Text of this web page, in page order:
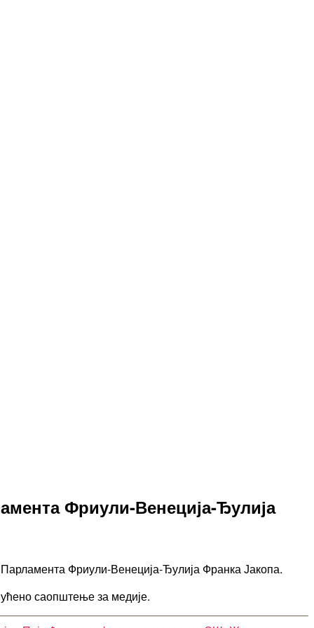
Фриули-Венеција-Ђулија
Фриули-Венеција-Ђулија Франка Јакопа.
саопштење за медије.